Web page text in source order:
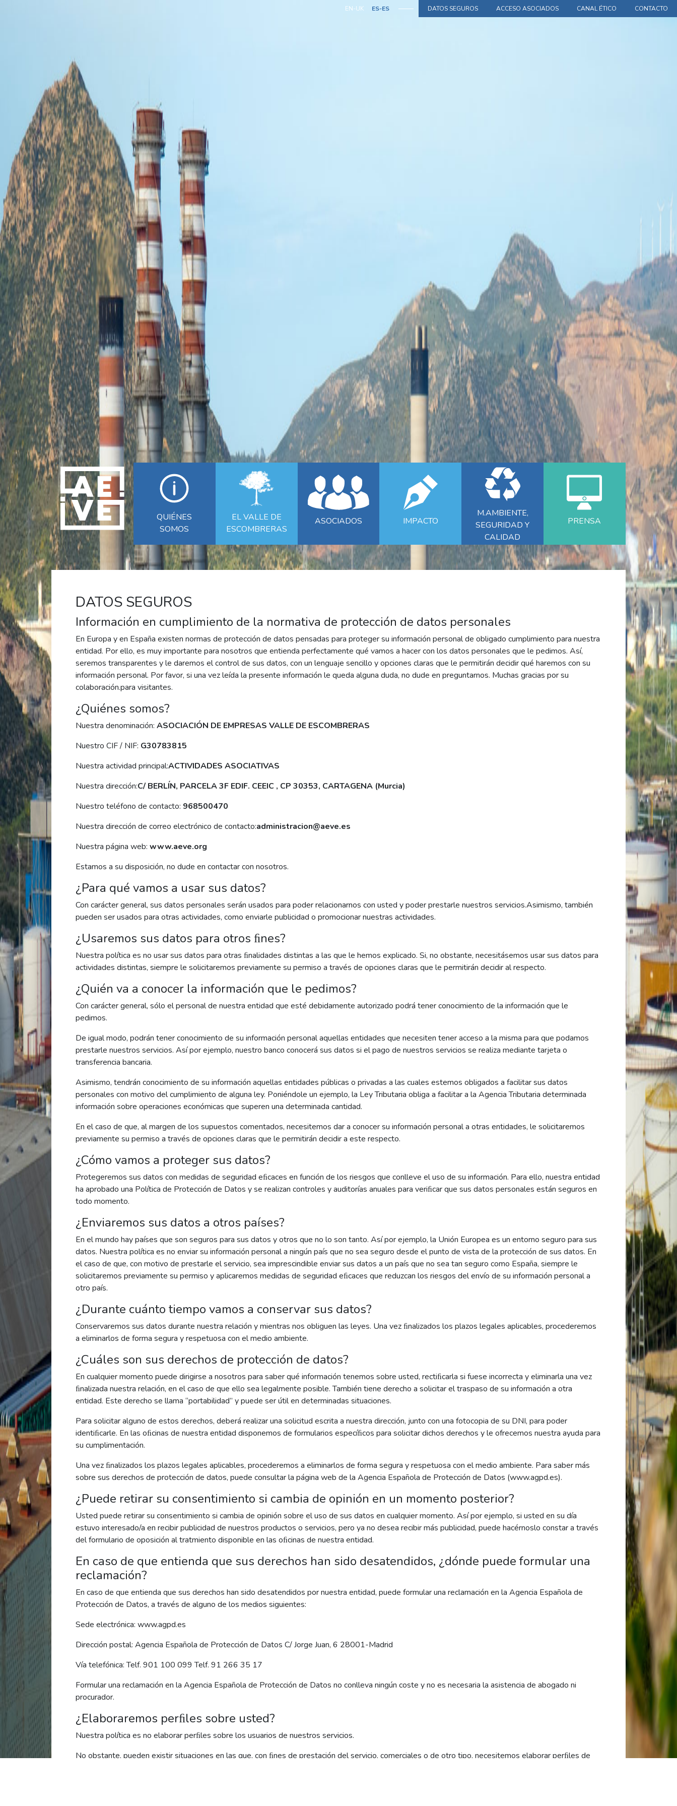
EN-UK ES-ES DATOS SEGUROS ACCESO ASOCIADOS CANAL ÉTICO CONTACTO
QUIÉNES
SOMOS
EL VALLE DE
ESCOMBRERAS
ASOCIADOS IMPACTO
M.AMBIENTE,
SEGURIDAD Y
CALIDAD
PRENSA
DATOS SEGUROS
Información en cumplimiento de la normativa de protección de datos personales
En Europa y en España existen normas de protección de datos pensadas para proteger su información personal de obligado cumplimiento para nuestra
entidad. Por ello, es muy importante para nosotros que entienda perfectamente qué vamos a hacer con los datos personales que le pedimos. Así,
seremos transparentes y le daremos el control de sus datos, con un lenguaje sencillo y opciones claras que le permitirán decidir qué haremos con su
información personal. Por favor, si una vez leída la presente información le queda alguna duda, no dude en preguntarnos. Muchas gracias por su
colaboración.para visitantes.
¿Quiénes somos?
Nuestra denominación: ASOCIACIÓN DE EMPRESAS VALLE DE ESCOMBRERAS
Nuestro CIF / NIF: G30783815
Nuestra actividad principal:ACTIVIDADES ASOCIATIVAS
Nuestra dirección:C/ BERLÍN, PARCELA 3F EDIF. CEEIC , CP 30353, CARTAGENA (Murcia)
Nuestro teléfono de contacto: 968500470
Nuestra dirección de correo electrónico de contacto:administracion@aeve.es
Nuestra página web: www.aeve.org
Estamos a su disposición, no dude en contactar con nosotros.
¿Para qué vamos a usar sus datos?
Con carácter general, sus datos personales serán usados para poder relacionarnos con usted y poder prestarle nuestros servicios.Asimismo, también
pueden ser usados para otras actividades, como enviarle publicidad o promocionar nuestras actividades.
¿Usaremos sus datos para otros ﬁnes?
Nuestra política es no usar sus datos para otras ﬁnalidades distintas a las que le hemos explicado. Si, no obstante, necesitásemos usar sus datos para
actividades distintas, siempre le solicitaremos previamente su permiso a través de opciones claras que le permitirán decidir al respecto.
¿Quién va a conocer la información que le pedimos?
Con carácter general, sólo el personal de nuestra entidad que esté debidamente autorizado podrá tener conocimiento de la información que le
pedimos.
De igual modo, podrán tener conocimiento de su información personal aquellas entidades que necesiten tener acceso a la misma para que podamos
prestarle nuestros servicios. Así por ejemplo, nuestro banco conocerá sus datos si el pago de nuestros servicios se realiza mediante tarjeta o
transferencia bancaria.
Asimismo, tendrán conocimiento de su información aquellas entidades públicas o privadas a las cuales estemos obligados a facilitar sus datos
personales con motivo del cumplimiento de alguna ley. Poniéndole un ejemplo, la Ley Tributaria obliga a facilitar a la Agencia Tributaria determinada
información sobre operaciones económicas que superen una determinada cantidad.
En el caso de que, al margen de los supuestos comentados, necesitemos dar a conocer su información personal a otras entidades, le solicitaremos
previamente su permiso a través de opciones claras que le permitirán decidir a este respecto.
¿Cómo vamos a proteger sus datos?
Protegeremos sus datos con medidas de seguridad eﬁcaces en función de los riesgos que conlleve el uso de su información. Para ello, nuestra entidad
ha aprobado una Política de Protección de Datos y se realizan controles y auditorías anuales para veriﬁcar que sus datos personales están seguros en
todo momento.
¿Enviaremos sus datos a otros países?
En el mundo hay países que son seguros para sus datos y otros que no lo son tanto. Así por ejemplo, la Unión Europea es un entorno seguro para sus
datos. Nuestra política es no enviar su información personal a ningún país que no sea seguro desde el punto de vista de la protección de sus datos. En
el caso de que, con motivo de prestarle el servicio, sea imprescindible enviar sus datos a un país que no sea tan seguro como España, siempre le
solicitaremos previamente su permiso y aplicaremos medidas de seguridad eﬁcaces que reduzcan los riesgos del envío de su información personal a
otro país.
¿Durante cuánto tiempo vamos a conservar sus datos?
Conservaremos sus datos durante nuestra relación y mientras nos obliguen las leyes. Una vez ﬁnalizados los plazos legales aplicables, procederemos
a eliminarlos de forma segura y respetuosa con el medio ambiente.
¿Cuáles son sus derechos de protección de datos?
En cualquier momento puede dirigirse a nosotros para saber qué información tenemos sobre usted, rectiﬁcarla si fuese incorrecta y eliminarla una vez
ﬁnalizada nuestra relación, en el caso de que ello sea legalmente posible. También tiene derecho a solicitar el traspaso de su información a otra
entidad. Este derecho se llama “portabilidad” y puede ser útil en determinadas situaciones.
Para solicitar alguno de estos derechos, deberá realizar una solicitud escrita a nuestra dirección, junto con una fotocopia de su DNI, para poder
identiﬁcarle. En las oﬁcinas de nuestra entidad disponemos de formularios especíﬁcos para solicitar dichos derechos y le ofrecemos nuestra ayuda para
su cumplimentación.
Una vez ﬁnalizados los plazos legales aplicables, procederemos a eliminarlos de forma segura y respetuosa con el medio ambiente. Para saber más
sobre sus derechos de protección de datos, puede consultar la página web de la Agencia Española de Protección de Datos (www.agpd.es).
¿Puede retirar su consentimiento si cambia de opinión en un momento posterior?
Usted puede retirar su consentimiento si cambia de opinión sobre el uso de sus datos en cualquier momento. Así por ejemplo, si usted en su día
estuvo interesado/a en recibir publicidad de nuestros productos o servicios, pero ya no desea recibir más publicidad, puede hacérnoslo constar a través
del formulario de oposición al tratmiento disponible en las oﬁcinas de nuestra entidad.
En caso de que entienda que sus derechos han sido desatendidos, ¿dónde puede formular una
reclamación?
En caso de que entienda que sus derechos han sido desatendidos por nuestra entidad, puede formular una reclamación en la Agencia Española de
Protección de Datos, a través de alguno de los medios siguientes:
Sede electrónica: www.agpd.es
Dirección postal: Agencia Española de Protección de Datos C/ Jorge Juan, 6 28001-Madrid
Vía telefónica: Telf. 901 100 099 Telf. 91 266 35 17
Formular una reclamación en la Agencia Española de Protección de Datos no conlleva ningún coste y no es necesaria la asistencia de abogado ni
procurador.
¿Elaboraremos perﬁles sobre usted?
Nuestra política es no elaborar perﬁles sobre los usuarios de nuestros servicios.
No obstante, pueden existir situaciones en las que, con ﬁnes de prestación del servicio, comerciales o de otro tipo, necesitemos elaborar perﬁles de